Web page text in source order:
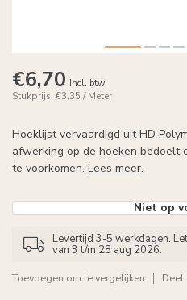
€6,70 Incl. btw
Stukprijs: €3,35 / Meter
Hoeklijst vervaardigd uit HD
afwerking op de hoeken bedoelt
te voorkomen. Lees meer.
Niet op
Levertijd 3-5 werkdagen.
van 3 t/m 28 aug 2026.
Toevoegen om te vergelijken